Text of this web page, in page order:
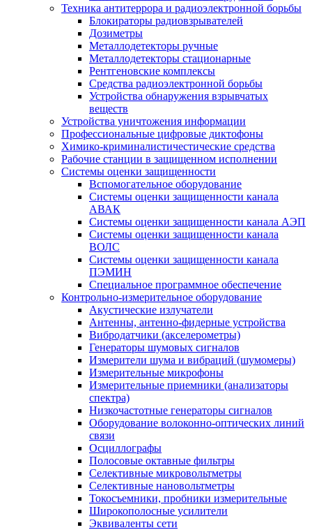
Техника антитеррора и радиоэлектронной борьбы
Блокираторы радиовзрывателей
Дозиметры
Металлодетекторы ручные
Металлодетекторы стационарные
Рентгеновские комплексы
Средства радиоэлектронной борьбы
Устройства обнаружения взрывчатых
веществ
Устройства уничтожения информации
Профессиональные цифровые диктофоны
Химико-криминалистичестические средства
Рабочие станции в защищенном исполнении
Системы оценки защищенности
Вспомогательное оборудование
Системы оценки защищенности канала
АВАК
Системы оценки защищенности канала АЭП
Системы оценки защищенности канала
ВОЛС
Системы оценки защищенности канала
ПЭМИН
Специальное программное обеспечение
Контрольно-измерительное оборудование
Акустические излучатели
Антенны, антенно-фидерные устройства
Вибродатчики (акселерометры)
Генераторы шумовых сигналов
Измерители шума и вибраций (шумомеры)
Измерительные микрофоны
Измерительные приемники (анализаторы
спектра)
Низкочастотные генераторы сигналов
Оборудование волоконно-оптических линий
связи
Осциллографы
Полосовые октавные фильтры
Селективные микровольтметры
Селективные нановольтметры
Токосъемники, пробники измерительные
Широкополосные усилители
Эквиваленты сети